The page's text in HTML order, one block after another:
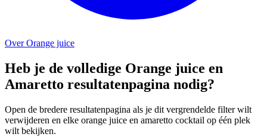
Over Orange juice
Heb je de volledige Orange juice en
Amaretto resultatenpagina nodig?
Open de bredere resultatenpagina als je dit vergrendelde filter wilt
verwijderen en elke orange juice en amaretto cocktail op één plek
wilt bekijken.